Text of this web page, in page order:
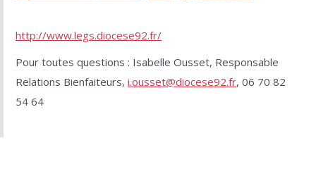
http://www.legs.diocese92.fr/
Pour toutes questions : Isabelle Ousset, Responsable
Relations Bienfaiteurs, i.ousset@diocese92.fr, 06 70 82
54 64